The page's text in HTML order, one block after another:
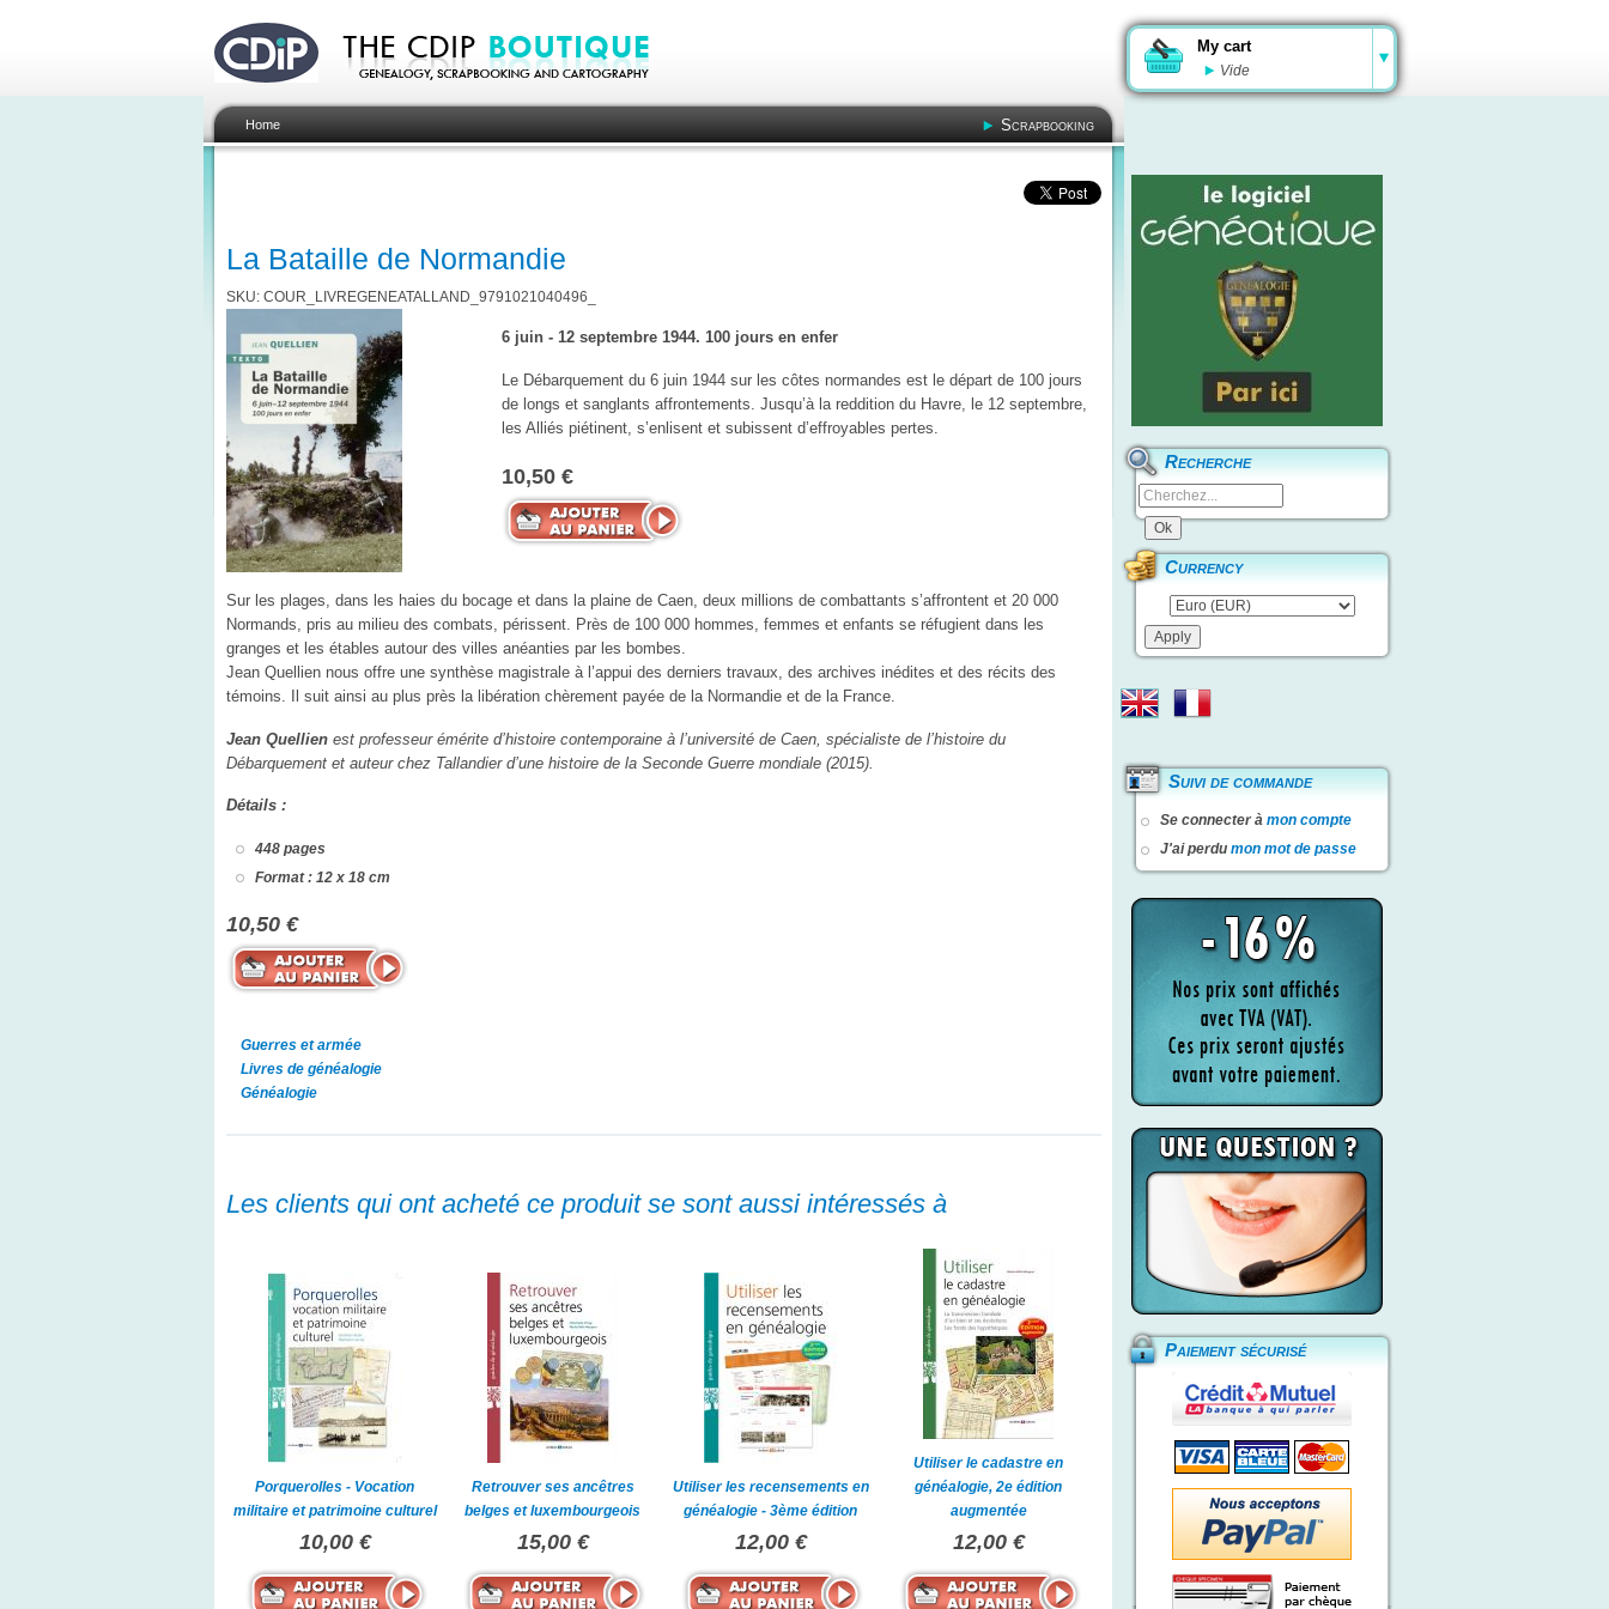
My cart
Vide
Home Scrapbooking
La Bataille de Normandie
SKU: COUR_LIVREGENEATALLAND_9791021040496_
6 juin - 12 septembre 1944. 100 jours en enfer
Le Débarquement du 6 juin 1944 sur les côtes normandes est le départ de 100 jours
de longs et sanglants affrontements. Jusqu’à la reddition du Havre, le 12 septembre,
les Alliés piétinent, s’enlisent et subissent d’effroyables pertes.
10,50 €
Sur les plages, dans les haies du bocage et dans la plaine de Caen, deux millions de combattants s’affrontent et 20 000
Normands, pris au milieu des combats, périssent. Près de 100 000 hommes, femmes et enfants se réfugient dans les
granges et les étables autour des villes anéanties par les bombes.
Jean Quellien nous offre une synthèse magistrale à l’appui des derniers travaux, des archives inédites et des récits des
témoins. Il suit ainsi au plus près la libération chèrement payée de la Normandie et de la France.
Jean Quellienest professeur émérite d’histoire contemporaine à l’université de Caen, spécialiste de l’histoire du
Débarquement et auteur chez Tallandier d’une histoire de la Seconde Guerre mondiale (2015).
Détails :
448 pages
Format : 12 x 18 cm
10,50 €
Guerres et armée
Livres de généalogie
Généalogie
Les clients qui ont acheté ce produit se sont aussi intéressés à
Porquerolles - Vocation
militaire et patrimoine culturel
10,00 €
Retrouver ses ancêtres
belges et luxembourgeois
15,00 €
Utiliser les recensements en
généalogie - 3ème édition
12,00 €
Utiliser le cadastre en
généalogie, 2e édition
augmentée
12,00 €
Recherche
Currency
Suivi de commande
Se connecter à mon compte
J'ai perdu mon mot de passe
Paiement sécurisé